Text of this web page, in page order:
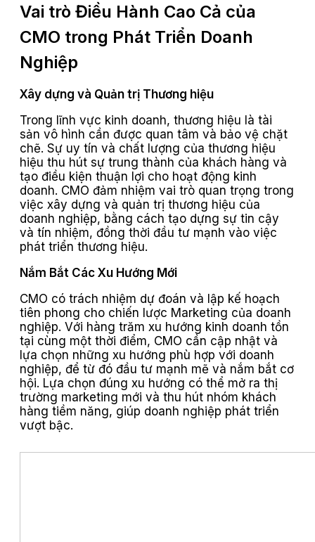
Vai trò Điều Hành Cao Cả của
CMO trong Phát Triển Doanh
Nghiệp
Xây dựng và Quản trị Thương hiệu
Trong lĩnh vực kinh doanh, thương hiệu là tài
sản vô hình cần được quan tâm và bảo vệ chặt
chẽ. Sự uy tín và chất lượng của thương hiệu
hiệu thu hút sự trung thành của khách hàng và
tạo điều kiện thuận lợi cho hoạt động kinh
doanh. CMO đảm nhiệm vai trò quan trọng trong
việc xây dựng và quản trị thương hiệu của
doanh nghiệp, bằng cách tạo dựng sự tin cậy
và tín nhiệm, đồng thời đầu tư mạnh vào việc
phát triển thương hiệu.
Nắm Bắt Các Xu Hướng Mới
CMO có trách nhiệm dự đoán và lập kế hoạch
tiên phong cho chiến lược Marketing của doanh
nghiệp. Với hàng trăm xu hướng kinh doanh tồn
tại cùng một thời điểm, CMO cần cập nhật và
lựa chọn những xu hướng phù hợp với doanh
nghiệp, để từ đó đầu tư mạnh mẽ và nắm bắt cơ
hội. Lựa chọn đúng xu hướng có thể mở ra thị
trường marketing mới và thu hút nhóm khách
hàng tiềm năng, giúp doanh nghiệp phát triển
vượt bậc.